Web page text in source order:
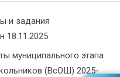
и задания
18.11.2025
муниципального этапа
(ВсОШ) 2025-